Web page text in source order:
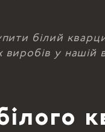
білий
у нашій